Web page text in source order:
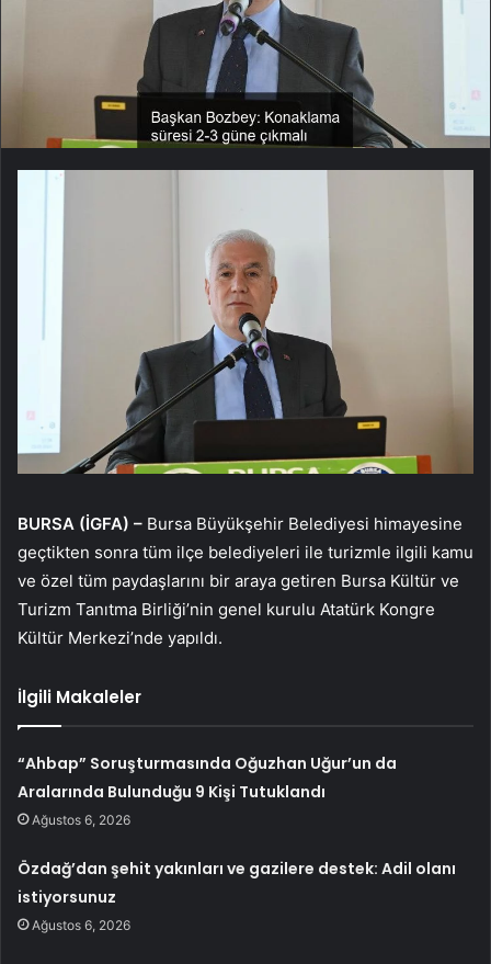
BURSA (İGFA) – Bursa Büyükşehir Belediyesi himayesine
geçtikten sonra tüm ilçe belediyeleri ile turizmle ilgili kamu
ve özel tüm paydaşlarını bir araya getiren Bursa Kültür ve
Turizm Tanıtma Birliği’nin genel kurulu Atatürk Kongre
Kültür Merkezi’nde yapıldı.
İlgili Makaleler
“Ahbap” Soruşturmasında Oğuzhan Uğur’un da
Aralarında Bulunduğu 9 Kişi Tutuklandı
Ağustos 6, 2026
Özdağ’dan şehit yakınları ve gazilere destek: Adil olanı
istiyorsunuz
Ağustos 6, 2026